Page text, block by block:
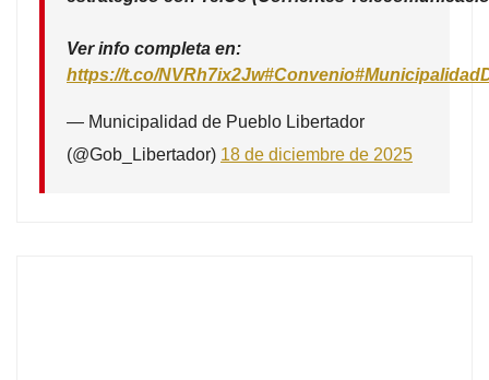
Ver info completa en:
https://t.co/NVRh7ix2Jw#Convenio
— Municipalidad de Pueblo Libertador
(@Gob_Libertador) 18 de diciembre de 2025